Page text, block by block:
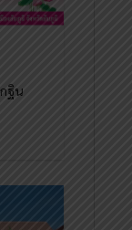
ฐิน